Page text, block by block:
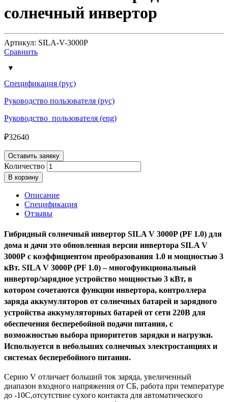
солнечный инвертор
Артикул: SILA-V-3000P
Сравнить
Спецификация (рус)
Руководство пользователя (рус)
Руководство_пользователя (eng)
₽32640
Оставить заявку
Количество
В корзину
Описание
Спецификация
Отзывы
Гибридный солнечный инвертор SILA V 3000P (PF 1.0) для
дома и дачи это обновленная версия инвертора SILA V
3000P с коэффициентом преобразования 1.0 и мощностью 3
кВт. SILA V 3000P (PF 1.0)– многофункциональный
инвертор/зарядное устройство мощностью 3 кВт, в
котором сочетаются функции инвертора, контроллера
заряда аккумуляторов от солнечных батарей и зарядного
устройства аккумуляторных батарей от сети 220В для
обеспечения бесперебойной подачи питания, с
возможностью выбора приоритетов зарядки и нагрузки.
Используется в небольших солнечных электростанциях и
системах бесперебойного питания.
Серию V отличает больший ток заряда, увеличенный
диапазон входного напряжения от СБ, работа при температуре
до -10С,отсутствие сухого контакта для автоматического